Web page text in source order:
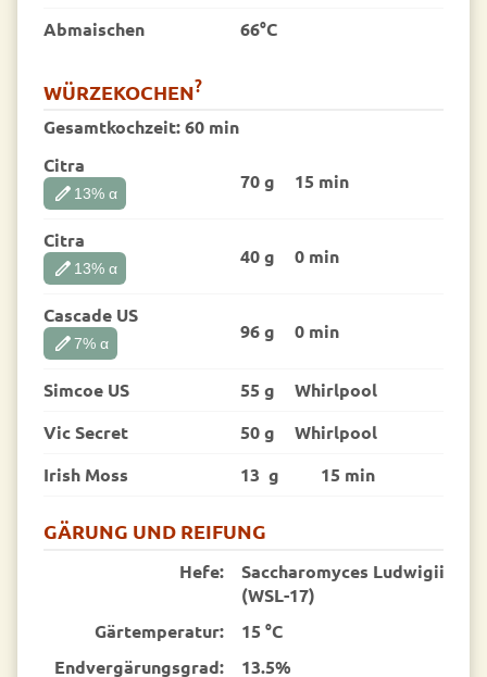
Abmaischen
66°C
WÜRZEKOCHEN?
Gesamtkochzeit:60 min
Citra
edit 13% α
70 g 15 min
Citra
edit 13% α
40 g 0 min
Cascade US
edit7% α
96 g 0 min
Simcoe US 55 g
Whirlpool
Vic Secret
50 g
Whirlpool
Irish Moss
13 g 15 min
GÄRUNG UND REIFUNG
Hefe:
Saccharomyces Ludwigii
(WSL-17)
Gärtemperatur:
15 °C
End­vergärungsgrad:
13.5%